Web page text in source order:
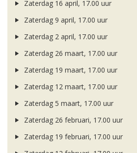
Zaterdag 16 april, 17.00 uur
Zaterdag 9 april, 17.00 uur
Zaterdag 2 april, 17.00 uur
Zaterdag 26 maart, 17.00 uur
Zaterdag 19 maart, 17.00 uur
Zaterdag 12 maart, 17.00 uur
Zaterdag 5 maart, 17.00 uur
Zaterdag 26 februari, 17.00 uur
Zaterdag 19 februari, 17.00 uur